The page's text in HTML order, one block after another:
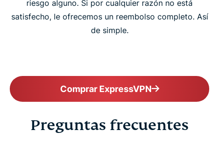
riesgo alguno. Si por cualquier razón no está
satisfecho, le ofrecemos un reembolso completo. Así
de simple.
Comprar ExpressVPN
Preguntas frecuentes